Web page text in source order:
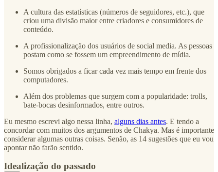
A cultura das estatísticas (números de seguidores, etc.), que
criou uma divisão maior entre criadores e consumidores de
conteúdo.
A profissionalização dos usuários de social media. As pessoas
postam como se fossem um empreendimento de mídia.
Somos obrigados a ficar cada vez mais tempo em frente dos
computadores.
Além dos problemas que surgem com a popularidade: trolls,
bate-bocas desinformados, entre outros.
Eu mesmo escrevi algo nessa linha, alguns dias antes. E tendo a
concordar com muitos dos argumentos de Chakya. Mas é importante
considerar algumas outras coisas. Senão, as 14 sugestões que eu vou
apontar não farão sentido.
Idealização do passado